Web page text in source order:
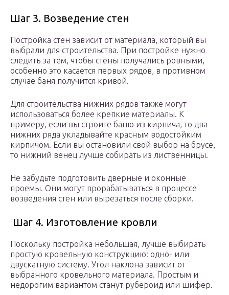
Шаг 3. Возведение стен
Постройка стен зависит от материала, который вы
выбрали для строительства. При постройке нужно
следить за тем, чтобы стены получались ровными,
особенно это касается первых рядов, в противном
случае баня получится кривой.
Для строительства нижних рядов также могут
использоваться более крепкие материалы. К
примеру, если вы строите баню из кирпича, то два
нижних ряда укладывайте красным водостойким
кирпичом. Если вы остановили свой выбор на брусе,
то нижний венец лучше собирать из лиственницы.
Не забудьте подготовить дверные и оконные
проемы. Они могут прорабатываться в процессе
возведения стен или вырезаться после сборки.
Шаг 4. Изготовление кровли
Поскольку постройка небольшая, лучше выбирать
простую кровельную конструкцию: одно- или
двускатную систему. Угол наклона зависит от
выбранного кровельного материала. Простым и
недорогим вариантом станут рубероид или шифер.